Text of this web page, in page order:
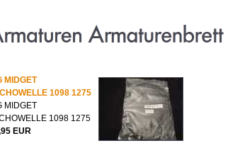
MIDGET
1098 1275
MIDGET
1098 1275
EUR